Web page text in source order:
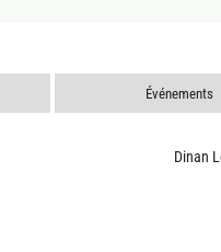
Événements
Dinan